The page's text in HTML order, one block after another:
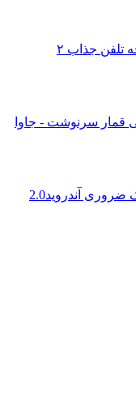
تلفن جذاب ۲
قمار سرنوشت - جاوا
ضروری آندروید2.0